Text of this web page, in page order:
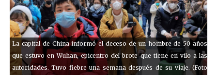
La capital de China informó el deceso de un hombre de 50 años
que estuvo en Wuhan, epicentro del brote que tiene en vilo a las
autoridades. Tuvo fiebre una semana después de su viaje. (Foto